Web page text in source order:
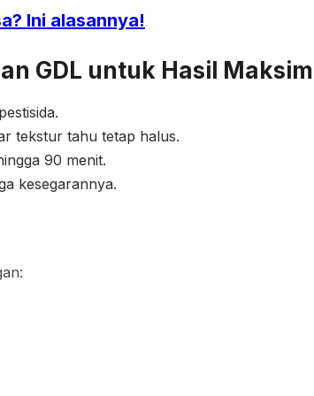
Ini alasannya!
GDL untuk Hasil
tekstur tahu tetap halus.
90 menit.
kesegarannya.